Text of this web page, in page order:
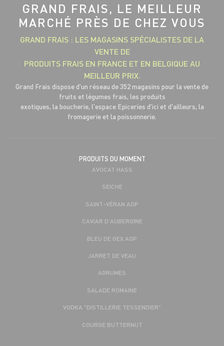
GRAND FRAIS, LE MEILLEUR
MARCHÉ PRÈS DE CHEZ VOUS
GRAND FRAIS : LES MAGASINS SPÉCIALISTES DE LA
VENTE DE
PRODUITS FRAIS EN FRANCE ET EN BELGIQUE AU
MEILLEUR PRIX.
Grand Frais dispose d'un réseau de 352 magasins pour la vente de
fruits et légumes frais, les produits
exotiques, la boucherie, l'espace Epiceries d'ici et d'ailleurs, la
fromagerie et la poissonnerie.
PRODUITS DU MOMENT
AVOCAT HASS
SEICHE
SAINT-VÉRAN AOP
CAVIAR D'AUBERGINE
BLEU DE GEX AOP
JARRET DE VEAU
AGRUMES
SALADE ROMAINE
VODKA "DISTILLERIE TESSENDIER"
COURGE BUTTERNUT